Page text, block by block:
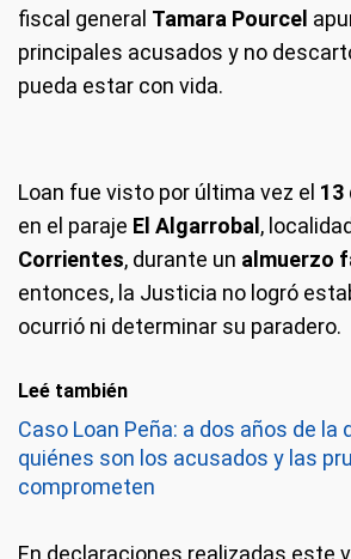
fiscal general Tamara Pourcel
principales acusados y no
pueda estar con vida.
Loan fue visto por última vez el 13
en el paraje El Algarrobal ,
Corrientes, durante un almuerzo
entonces, la Justicia no logró
ocurrió ni determinar su paradero.
Leé también
Caso Loan Peña: a dos años de la
quiénes son los acusados y las
comprometen
En declaraciones realizadas este